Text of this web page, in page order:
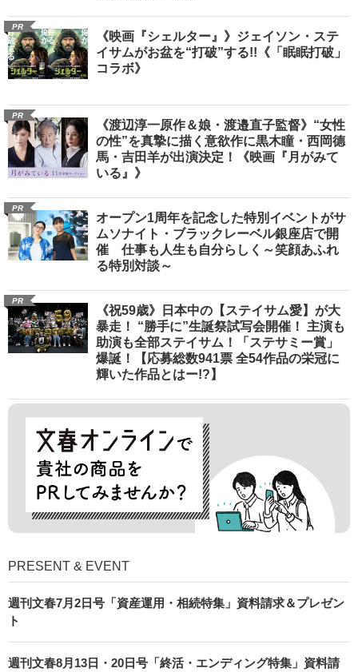
PR
《映画『シェルター』》ジェイソン・ステ
イサムがお盆を“打破”する!!《「眠眠打破」
コラボ》
PR
《渡辺淳一原作＆娘・渡邉直子監督》“女性
の性”を真摯に描く意欲作に黒木瞳・西岡德
馬・吉田羊が出演決定！《映画『月がみて
いる』》
PR
オープン1周年を記念した特別イベントがサ
ムソナイト・ブラックレーベル銀座店で開
催 仕事も人生も自分らしく～笑顔あふれ
る特別対談～
PR
《祝59歳》日本中の【ステイサム愛】が大
暴走！ “勝手に”生誕祭試写会開催！ 主演も
助演も全部ステイサム！「ステサミー賞」
爆誕！【応募総数941票 全54作品の栄冠に
輝いた作品とはー!?】
PRESENT & EVENT
週刊文春7月2日号「資産運用・相続特集」資料請求＆プレゼン
ト
週刊文春8月13日・20日号「終活・エンディング特集」資料請